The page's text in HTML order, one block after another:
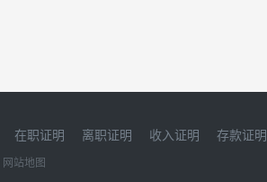
在职证明 离职证明 收入证明 存款证明
网站地图